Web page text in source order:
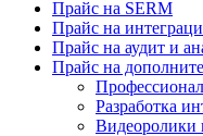
Прайс на SERM
Прайс на
Прайс на аудит и
Прайс на
Разработка